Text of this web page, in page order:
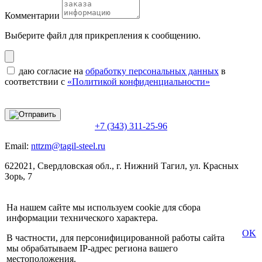
Комментарии
Выберите файл для прикрепления к сообщению.
даю согласие на обработку персональных данных в
соответствии с «Политикой конфиденциальности»
+7 (343) 311-25-96
Email: nttzm@tagil-steel.ru
622021, Свердловская обл., г. Нижний Тагил, ул. Красных
Зорь, 7
На нашем сайте мы используем cookie для сбора
информации технического характера.
В частности, для персонифицированной работы сайта
мы обрабатываем IP-адрес региона вашего
местоположения.
OK